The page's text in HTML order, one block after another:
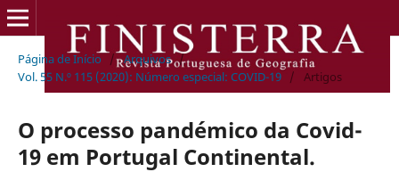
Página de Início / Arquivos /
Vol. 55 N.º 115 (2020): Número especial: COVID-19 / Artigos
O processo pandémico da Covid-
19 em Portugal Continental.